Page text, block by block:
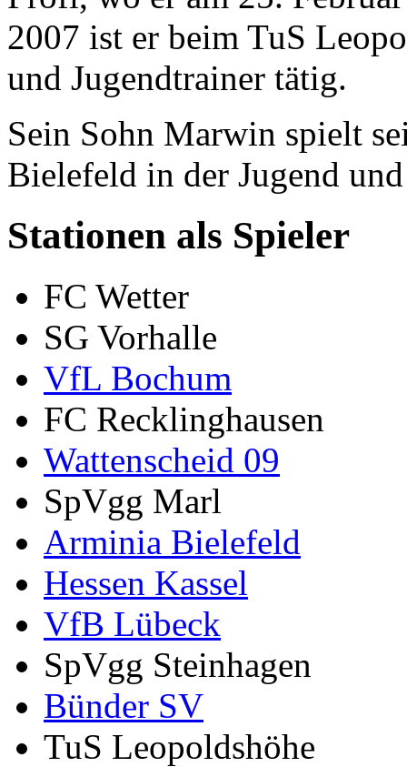
2007 ist er beim TuS
und Jugendtrainer tätig.
Sein Sohn Marwin spielt
Bielefeld in der Jugend
Stationen als Spieler
FC Wetter
SG Vorhalle
VfL Bochum
FC Recklinghausen
Wattenscheid 09
SpVgg Marl
Arminia Bielefeld
Hessen Kassel
VfB Lübeck
SpVgg Steinhagen
Bünder SV
TuS Leopoldshöhe